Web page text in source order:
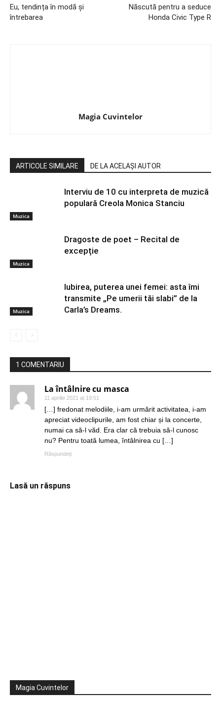
Eu, tendința în modă și
întrebarea
Născută pentru a seduce
Honda Civic Type R
Magia Cuvintelor
ARTICOLE SIMILARE DE LA ACELAȘI AUTOR
Muzica
Interviu de 10 cu interpreta de muzică
populară Creola Monica Stanciu
Muzica
Dragoste de poet – Recital de
excepție
Muzica
Iubirea, puterea unei femei: asta îmi
transmite „Pe umerii tăi slabi” de la
Carla’s Dreams.
1 COMENTARIU
La întâlnire cu masca
11 aprilie 2021 at 19:51
[…] fredonat melodiile, i-am urmărit activitatea, i-am
apreciat videoclipurile, am fost chiar și la concerte,
numai ca să-l văd. Era clar că trebuia să-l cunosc
nu? Pentru toată lumea, întâlnirea cu […]
Răspundeți
Lasă un răspuns
Magia Cuvintelor